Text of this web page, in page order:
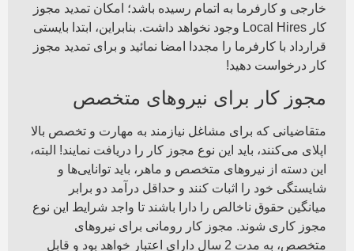
خارجی و کارفرما به اتمام رسیده باشد؛ امکان تمدید مجوز
کار Local Hires وجود نخواهد داشت. بنابراین، ابتدا بایستی
قرارداد با کارفرما را مجددا امضا نمائید و برای تمدید مجوز
کار درخواست دهید!
مجوز کار برای نیروهای متخصص
متقاضیانی که برای مشاغل نیازمند به مهارت و تخصص بالا
اپلای می‌کنند، باید این نوع مجوز کار را دریافت نمایند! البته،
این دسته از نیروهای متخصص و ماهر، باید توانایی‌ها و
شایستگی خود را اثبات کنند و حداقل درآمد دو برابر
میانگین حقوق ناخالص را دارا باشند تا واجد شرایط این نوع
مجوز کاری شوند. مجوز کار رومانی برای نیروهای
متخصص، به مدت 2 سال دارای اعتبار خواهد بود و قابل